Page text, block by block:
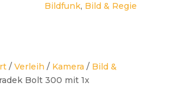
Bildfunk, Bild & Regie
/ Verleih / Kamera / Bild &
Bolt 300 mit 1x